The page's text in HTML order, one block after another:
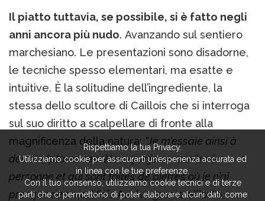
Il piatto tuttavia, se possibile, si è fatto negli
anni ancora più nudo. Avanzando sul sentiero
marchesiano. Le presentazioni sono disadorne,
le tecniche spesso elementari, ma esatte e
intuitive. È la solitudine dell’ingrediente, la
stessa dello scultore di Caillois che si interroga
sul suo diritto a scalpellare di fronte alla
magnificenza della natura: “Je m’essaie ainsi à
des sculptures secrètes, que je ne montre à
personne et qui sont faites de pierres où je n’ai
presque rien modifié”… Anche grazie all’orto,
Rispettiamo la tua Privacy.
Utilizziamo cookie per assicurarti un’esperienza accurata ed
in linea con le tue preferenze.
Con il tuo consenso, utilizziamo cookie tecnici e di terze
parti che ci permettono di poter elaborare alcuni dati, come